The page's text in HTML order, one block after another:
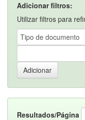
Adicionar filtros:
Utilizar filtros para
Resultados/Página